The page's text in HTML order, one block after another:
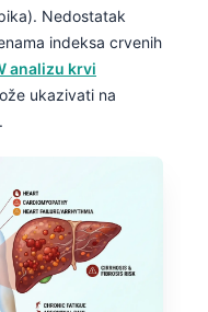
Nedostatak
indeksa crvenih
analizu krvi
ukazivati na